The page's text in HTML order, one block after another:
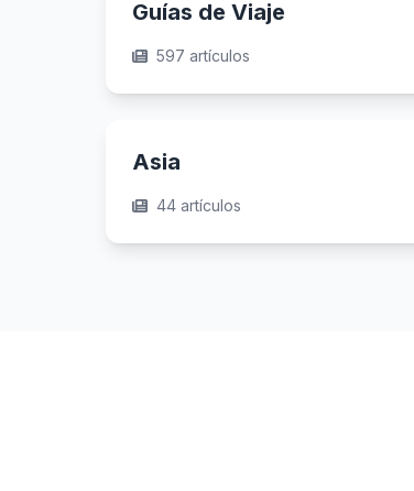
Guías de Viaje
597 artículos
Asia
44 artículos